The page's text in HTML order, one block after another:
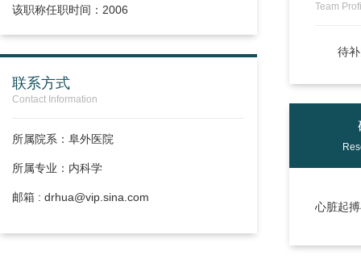
该职称任职时间：2006
联系方式
Contact Information
所属院系：阜外医院
所属专业：内科学
邮箱 : drhua@vip.sina.com
Team
待
心脏起